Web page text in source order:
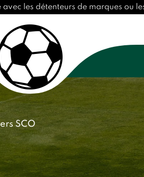
les détenteurs de marques ou
SCO